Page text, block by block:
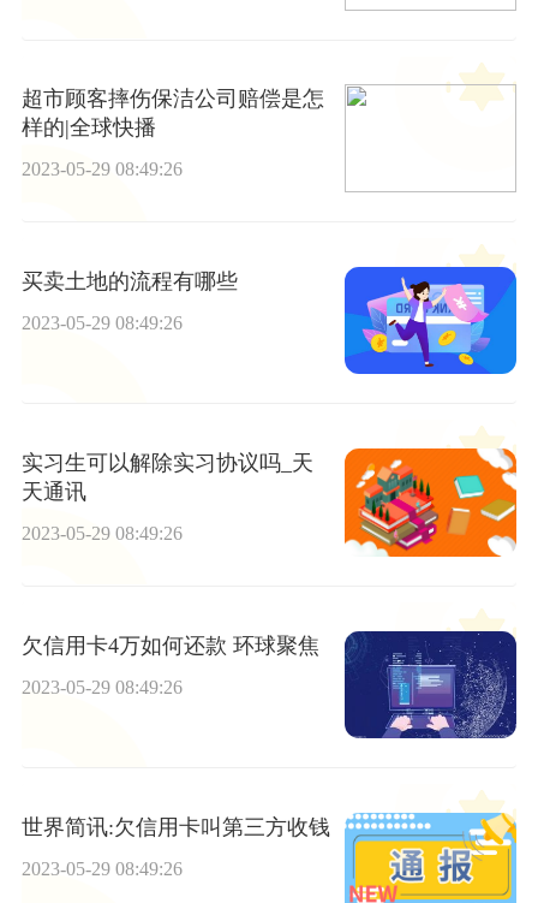
超市顾客摔伤保洁公司赔偿是怎
样的|全球快播
2023-05-29 08:49:26
买卖土地的流程有哪些
2023-05-29 08:49:26
实习生可以解除实习协议吗_天
天通讯
2023-05-29 08:49:26
欠信用卡4万如何还款 环球聚焦
2023-05-29 08:49:26
世界简讯:欠信用卡叫第三方收钱
2023-05-29 08:49:26